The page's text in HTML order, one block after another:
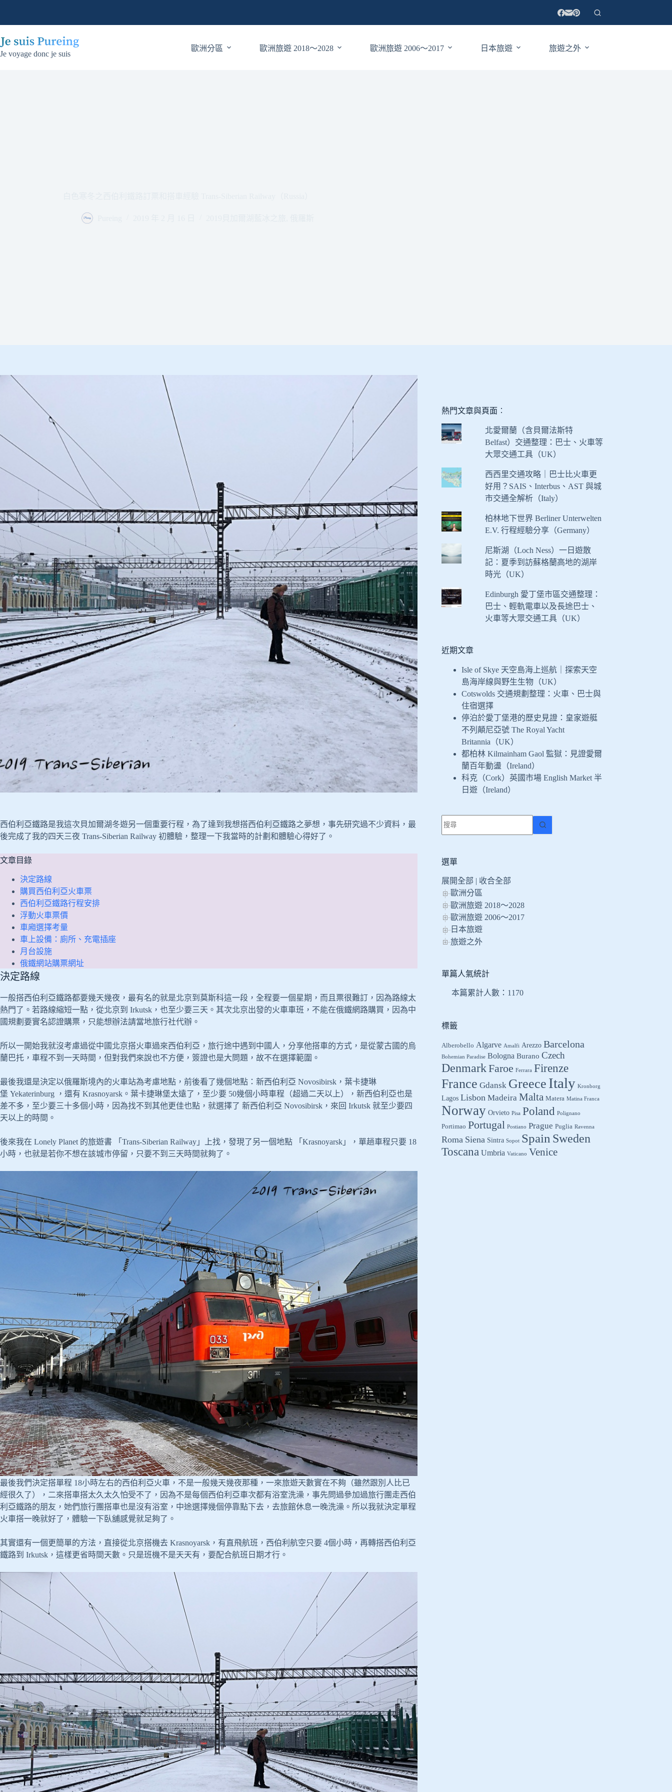
要
內
Je voyage donc je suis
歐洲分區 歐洲旅遊 2018～2028 歐洲旅遊 2006～2017 日本旅遊 旅遊之外
西伯利亞鐵路是我這次貝加爾湖冬遊另一個重要行程，為了達到我想搭西伯利亞鐵路之夢想，事先研究過不少資料，最
後完成了我的四天三夜 Trans-Siberian Railway 初體驗，整理一下我當時的計劃和體驗心得好了。
文章目錄
決定路線
購買西伯利亞火車票
西伯利亞鐵路行程安排
浮動火車票價
車廂選擇考量
車上設備：廁所、充電插座
月台設施
俄鐵網站購票網址
決定路線
一般搭西伯利亞鐵路都要幾天幾夜，最有名的就是北京到莫斯科這一段，全程要一個星期，而且票很難訂，因為路線太
熱門了。若路線縮短一點，從北京到 Irkutsk，也至少要三天。其次北京出發的火車車班，不能在俄鐵網路購買，因為中
國規劃要實名認證購票，只能想辦法請當地旅行社代辦。
所以一開始我就沒考慮過從中國北京搭火車過來西伯利亞，旅行途中遇到中國人，分享他搭車的方式，是從蒙古國的烏
蘭巴托，車程不到一天時間，但對我們來說也不方便，簽證也是大問題，故不在選擇範圍。
最後我還是決定以俄羅斯境內的火車站為考慮地點，前後看了幾個地點：新西伯利亞 Novosibirsk，葉卡捷琳
堡 Yekaterinburg ，還有 Krasnoyarsk。葉卡捷琳堡太遠了，至少要 50幾個小時車程（超過二天以上），新西伯利亞也是
差不多，至少要三十多個小時，因為找不到其他更佳也點，就選擇了 新西伯利亞 Novosibirsk，來回 Irkutsk 就至少要四
天以上的時間。
後來我在 Lonely Planet 的旅遊書 「Trans-Siberian Railway」上找，發現了另一個地點 「Krasnoyarsk」，單趟車程只要 18
小時，也就是若你不想在該城市停留，只要不到三天時間就夠了。
最後我們決定搭單程 18小時左右的西伯利亞火車，不是一般幾天幾夜那種，一來旅遊天數實在不夠（雖然跟別人比已
經很久了），二來搭車搭太久太久怕受不了，因為不是每個西伯利亞車次都有浴室洗澡，事先問過參加過旅行團走西伯
利亞鐵路的朋友，她們旅行團搭車也是沒有浴室，中途選擇幾個停靠點下去，去旅館休息一晚洗澡。所以我就決定單程
火車搭一晚就好了，體驗一下臥舖感覺就足夠了。
其實還有一個更簡單的方法，直接從北京搭機去 Krasnoyarsk，有直飛航班，西伯利航空只要 4個小時，再轉搭西伯利亞
鐵路到 Irkutsk，這樣更省時間天數。只是班機不是天天有，要配合航班日期才行。
熱門文章與頁面︰
北愛爾蘭（含貝爾法斯特
Belfast）交通整理：巴士、火車等
大眾交通工具（UK）
西西里交通攻略｜巴士比火車更
好用？SAIS、Interbus、AST 與城
市交通全解析（Italy）
柏林地下世界 Berliner Unterwelten
E.V. 行程經驗分享（Germany）
尼斯湖（Loch Ness）一日遊散
記：夏季到訪蘇格蘭高地的湖岸
時光（UK）
Edinburgh 愛丁堡市區交通整理：
巴士、輕軌電車以及長途巴士、
火車等大眾交通工具（UK）
近期文章
Isle of Skye 天空島海上巡航｜探索天空
島海岸線與野生生物（UK）
Cotswolds 交通規劃整理：火車、巴士與
住宿選擇
停泊於愛丁堡港的歷史見證：皇家遊艇
不列顛尼亞號 The Royal Yacht
Britannia（UK）
都柏林 Kilmainham Gaol 監獄：見證愛爾
蘭百年動盪（Ireland）
科克（Cork）英國市場 English Market 半
日遊（Ireland）
找
不
符
條
件
的
結
果
選單
展開全部 | 收合全部
歐洲分區
歐洲旅遊 2018～2028
歐洲旅遊 2006～2017
日本旅遊
旅遊之外
單篇人氣統計
本篇累計人數： 1170
標籤
Alberobello Algarve Amalfi Arezzo Barcelona
Bohemian Paradise Bologna Burano Czech
DenmarkFaroe Ferrara Firenze
France Gdansk Greece Italy Kronborg
Lagos Lisbon Madeira Malta Matera Matina Franca
Norway Orvieto Pisa Poland Polignano
Portimao Portugal Postiano Prague Puglia Ravenna
Roma Siena Sintra Sopot Spain Sweden
Toscana Umbria Vaticano Venice